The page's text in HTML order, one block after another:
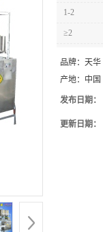
1-2
≥2
品牌： 天华
产地： 中国
发布日期：
更新日期：